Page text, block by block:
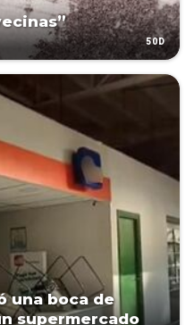
50D
una boca de
supermercado